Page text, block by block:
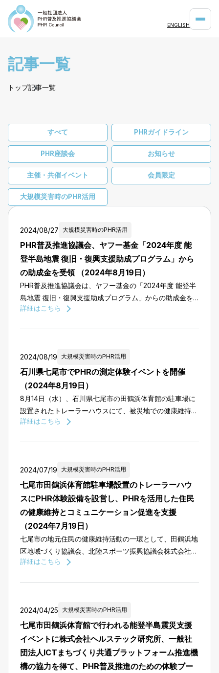
ENGLISH
記事一覧
トップ記事一覧
2024/08/27 大規模災害時のPHR活用
PHR普及推進協議会、ヤフー基金「2024年度 能
登半島地震 復旧・復興支援助成プログラム」から
の助成金を受領 （2024年8月19日）
PHR普及推進協議会は、ヤフー基金の「2024年度 能登半
島地震 復旧・復興支援助成プログラム」からの助成金を
受け取ることを正式に発表しました。本助成金は、能登震
詳細はこちら
2024/08/19 大規模災害時のPHR活用
石川県七尾市でPHRの測定体験イベントを開催
（2024年8月19日）
8月14日（水）、石川県七尾市の田鶴浜体育館の駐車場に
設置されたトレーラーハウスにて、被災地での健康維持の
支援として、PHR（パーソナルヘルスレコード）の体験イ
詳細はこちら
2024/07/19 大規模災害時のPHR活用
七尾市田鶴浜体育館駐車場設置のトレーラーハウ
スにPHR体験設備を設営し、PHRを活用した住民
の健康維持とコミュニケーション促進を支援
（2024年7月19日）
七尾市の地元住民の健康維持活動の一環として、田鶴浜地
区地域づくり協議会、北陸スポーツ振興協議会株式会社、
田鶴浜スポーツクラブとの協力のもと、七尾市田鶴浜体育
詳細はこちら
2024/04/25 大規模災害時のPHR活用
七尾市田鶴浜体育館で行われる能登半島震災支援
イベントに株式会社ヘルステック研究所、一般社
団法人ICTまちづくり共通プラットフォーム推進機
構の協力を得て、PHR普及推進のための体験ブー
すべて PHRガイドライン
PHR座談会 お知らせ
主催・共催イベント 会員限定
大規模災害時のPHR活用